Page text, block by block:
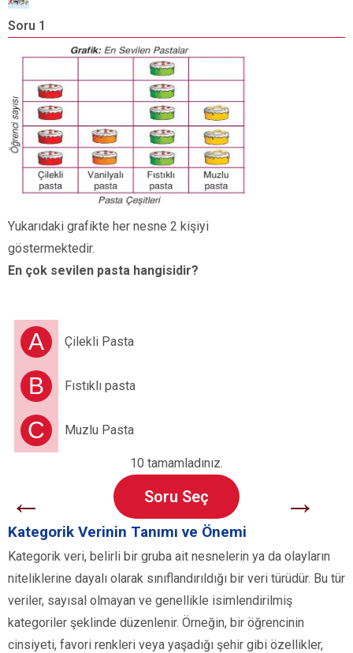
Soru 1
Yukarıdaki grafikte her nesne 2 kişiyi
göstermektedir.
En çok sevilen pasta hangisidir?
A Çilekli Pasta
B Fıstıklı pasta
C Muzlu Pasta
10 tamamladınız.
← Soru Seç →
Kategorik Verinin Tanımı ve Önemi
Kategorik veri, belirli bir gruba ait nesnelerin ya da olayların
niteliklerine dayalı olarak sınıflandırıldığı bir veri türüdür. Bu tür
veriler, sayısal olmayan ve genellikle isimlendirilmiş
kategoriler şeklinde düzenlenir. Örneğin, bir öğrencinin
cinsiyeti, favori renkleri veya yaşadığı şehir gibi özellikler,